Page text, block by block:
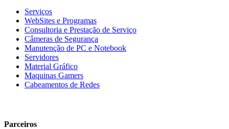
Serviços
WebSites e Programas
Consultoria e Prestação de Serviço
Câmeras de Segurança
Manutenção de PC e Notebook
Servidores
Material Gráfico
Maquinas Gamers
Cabeamentos de Redes
Parceiros